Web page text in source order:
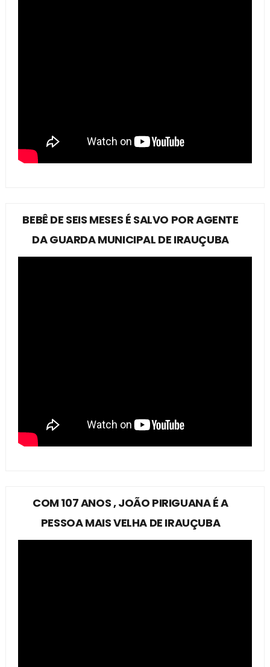
BEBÊ DE SEIS MESES É SALVO POR AGENTE
DA GUARDA MUNICIPAL DE IRAUÇUBA
COM 107 ANOS , JOÃO PIRIGUANA É A
PESSOA MAIS VELHA DE IRAUÇUBA